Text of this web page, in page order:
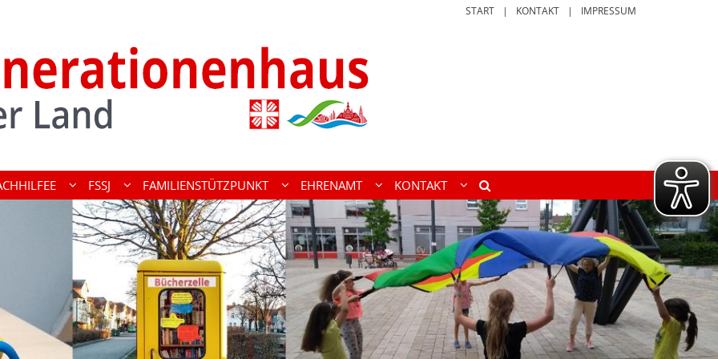
START KONTAKT IMPRESSUM
FSSJ FAMILIENSTÜTZPUNKT EHRENAMT KONTAKT